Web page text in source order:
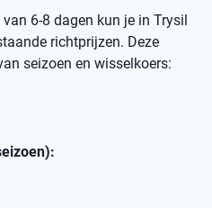
6-8 dagen kun je in Trysil
richtprijzen. Deze
seizoen en wisselkoers: